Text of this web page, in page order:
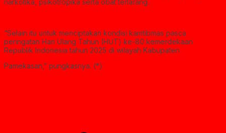
narkotika, psikotropika serta obat terlarang.
“Selain itu untuk menciptakan kondisi kamtibmas pasca
peringatan Hari Ulang Tahun (HUT) ke-80 kemerdekaan
Republik Indonesia tahun 2025 di wilayah Kabupaten
Pamekasan,” pungkasnya. (*)